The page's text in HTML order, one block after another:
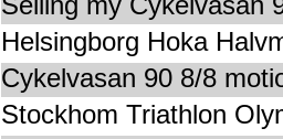
Helsingborg Hoka
Cykelvasan 90 8/8
Stockhom Triathlon